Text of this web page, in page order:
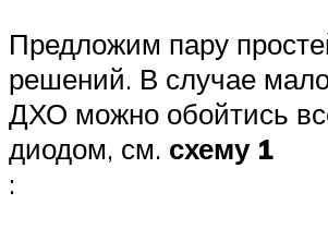
Предложим пару
решений. В случае
ДХО можно обойтись
диодом, см. схему 1
: